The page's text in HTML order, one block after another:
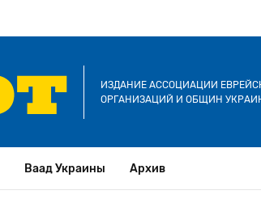
ИЗДАНИЕ АССОЦИАЦИИ
ОРГАНИЗАЦИЙ И ОБЩИН
Ваад Украины Архив